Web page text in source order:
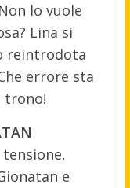
lo vuole
Lina si
reintrodota
errore sta
trono!
e